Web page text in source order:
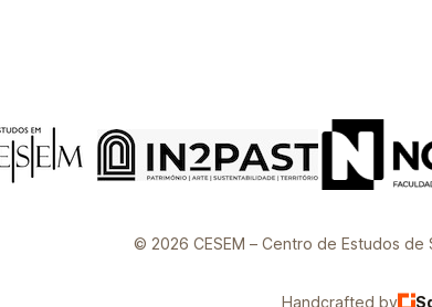
© 2026 CESEM – Centro de Estudos
Handcrafted by